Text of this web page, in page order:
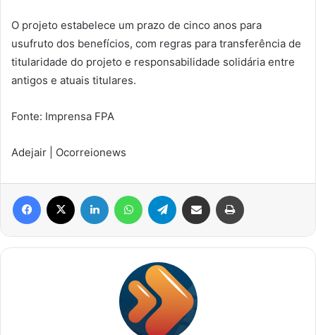
O projeto estabelece um prazo de cinco anos para
usufruto dos benefícios, com regras para transferência de
titularidade do projeto e responsabilidade solidária entre
antigos e atuais titulares.
Fonte: Imprensa FPA
Adejair | Ocorreionews
Facebook Linkedin WhatsAppTelegram Compartilhar via e-mail